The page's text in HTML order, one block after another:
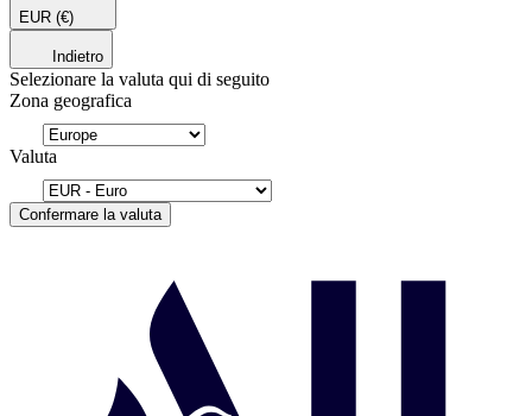
EUR (€)
Indietro
Selezionare la valuta qui di seguito
Zona geografica
Valuta
Confermare la valuta